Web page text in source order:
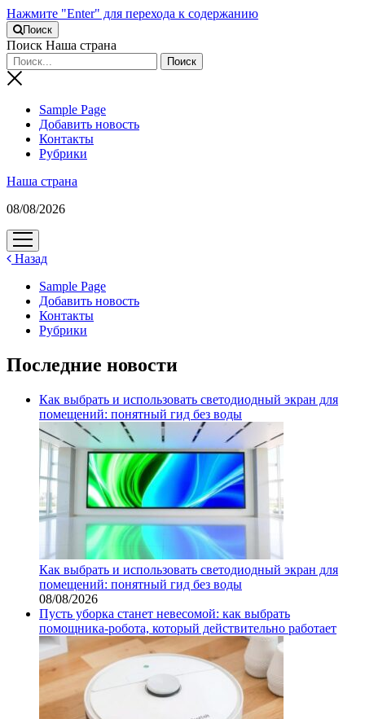
Нажмите "Enter" для перехода к содержанию
Поиск
Поиск Наша страна
Sample Page
Добавить новость
Контакты
Рубрики
Наша страна
08/08/2026
открыть
меню
Назад
Sample Page
Добавить новость
Контакты
Рубрики
Последние новости
Как выбрать и использовать светодиодный экран для
помещений: понятный гид без воды
Как выбрать и использовать светодиодный экран для
помещений: понятный гид без воды
08/08/2026
Пусть уборка станет невесомой: как выбрать
помощника‑робота, который действительно работает